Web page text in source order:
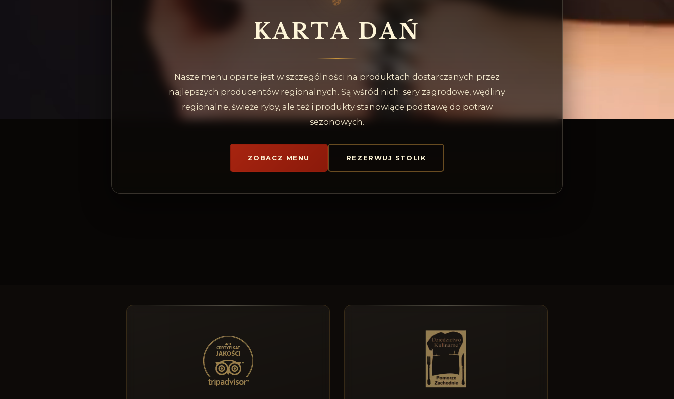
KARTA DAŃ
Nasze menu oparte jest w szczególności na produktach dostarczanych przez
najlepszych producentów regionalnych. Są wśród nich: sery zagrodowe, wędliny
regionalne, świeże ryby, ale też i produkty stanowiące podstawę do potraw
sezonowych.
ZOBACZ MENU REZERWUJ STOLIK